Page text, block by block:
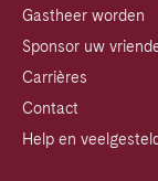
Gastheer worden
Sponsor uw
Carrières
Contact
Help en